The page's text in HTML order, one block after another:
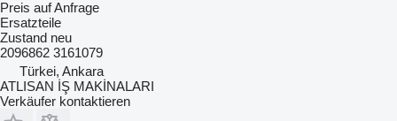
Preis auf Anfrage
Ersatzteile
Zustand neu
2096862 3161079
Türkei, Ankara
ATLISAN İŞ MAKİNALARI
Verkäufer kontaktieren